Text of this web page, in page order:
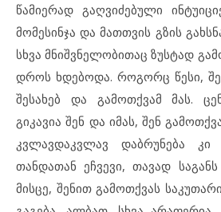
წამიერად გაღვიძებული
მომესინჯა და მათთვის გზის
სხვა მნიშვნელობითაც ზუსტად
დროს ხდებოდა. როგორც წესი,
შესახებ და გამოთქვამ მას.
გიკავია შენ და იმას, შენ
კვლავდაკვლავ დაბრუნება
თანდათან ეჩვევი, თავად
მისცე, შენით გამოთქვას